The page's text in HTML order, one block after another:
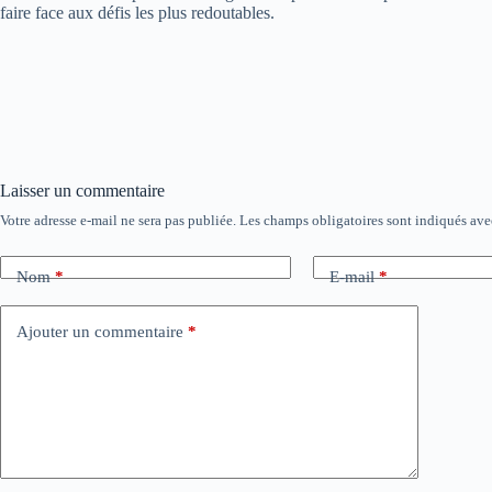
faire face aux défis les plus redoutables.
Laisser un commentaire
Votre adresse e-mail ne sera pas publiée. Les champs obligatoires sont indiqués
Nom* E-mail*
Ajouter un commentaire *